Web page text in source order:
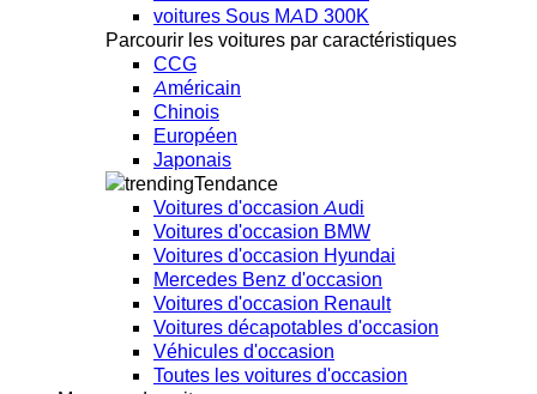
voitures Sous MAD 300K
Parcourir les voitures par caractéristiques
CCG
Américain
Chinois
Européen
Japonais
Tendance
Voitures d'occasion Audi
Voitures d'occasion BMW
Voitures d'occasion Hyundai
Mercedes Benz d'occasion
Voitures d'occasion Renault
Voitures décapotables d'occasion
Véhicules d'occasion
Toutes les voitures d'occasion